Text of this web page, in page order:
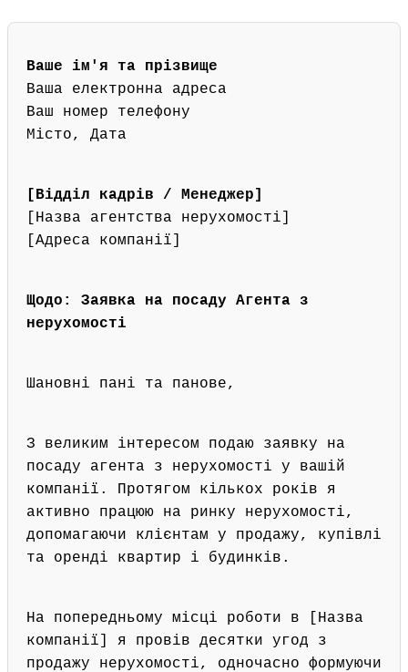
Ваше ім'я та прізвище
Ваша електронна адреса
Ваш номер телефону
Місто, Дата
[Відділ кадрів / Менеджер]
[Назва агентства нерухомості]
[Адреса компанії]
Щодо: Заявка на посаду Агента з
нерухомості
Шановні пані та панове,
З великим інтересом подаю заявку на
посаду агента з нерухомості у вашій
компанії. Протягом кількох років я
активно працюю на ринку нерухомості,
допомагаючи клієнтам у продажу, купівлі
та оренді квартир і будинків.
На попередньому місці роботи в [Назва
компанії] я провів десятки угод з
продажу нерухомості, одночасно формуючи